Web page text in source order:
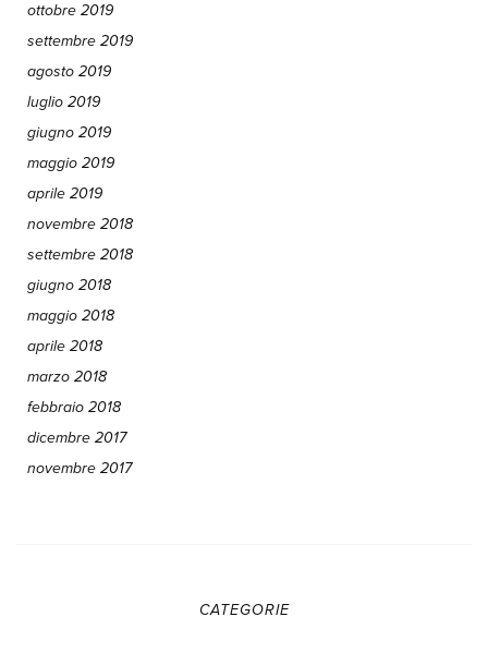
ottobre 2019
settembre 2019
agosto 2019
luglio 2019
giugno 2019
maggio 2019
aprile 2019
novembre 2018
settembre 2018
giugno 2018
maggio 2018
aprile 2018
marzo 2018
febbraio 2018
dicembre 2017
novembre 2017
CATEGORIE